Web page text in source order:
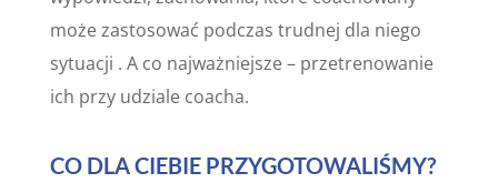
może zastosować podczas trudnej dla niego
sytuacji . A co najważniejsze – przetrenowanie
ich przy udziale coacha.
CO DLA CIEBIE PRZYGOTOWALIŚMY?